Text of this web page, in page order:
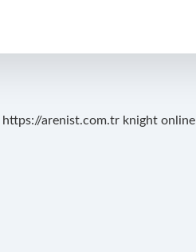
https://arenist.com.tr knight online